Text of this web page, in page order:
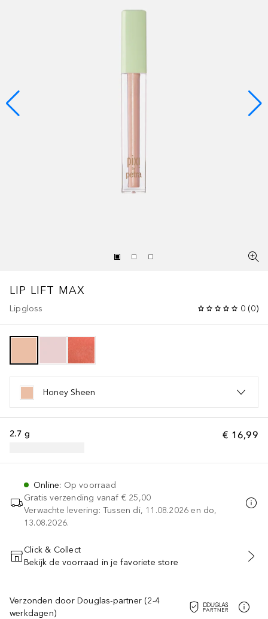
LIP LIFT MAX
Lipgloss 0 (0)
Honey Sheen
€ 16,99
2.7 g
Online: Op voorraad
Gratis verzending vanaf € 25,00
Verwachte levering: Tussen di, 11.08.2026 en do,
13.08.2026.
VOEG TOE AAN WINKELMANDJE
Click & Collect
Bekijk de voorraad in je favoriete store
Verzonden door Douglas-partner (2-4
werkdagen)